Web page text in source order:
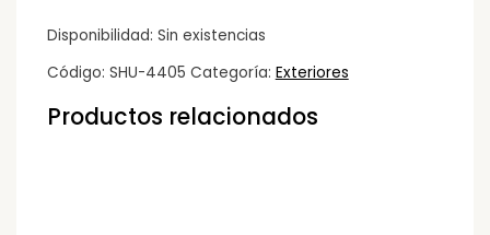
Disponibilidad: Sin existencias
Código: SHU-4405 Categoría: Exteriores
Productos relacionados